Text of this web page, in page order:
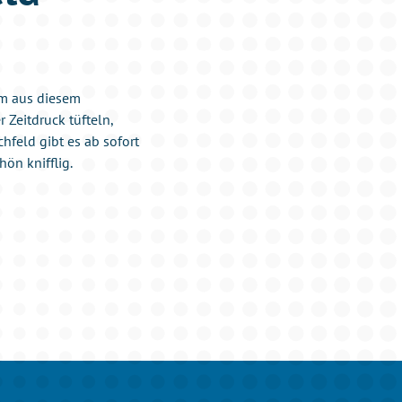
aus diesem
Zeitdruck tüfteln,
gibt es ab sofort
knifflig.